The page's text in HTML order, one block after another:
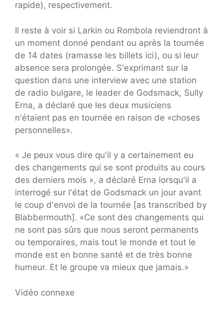
rapide), respectivement.
Il reste à voir si Larkin ou Rombola reviendront à
un moment donné pendant ou après la tournée
de 14 dates (ramasse les billets ici), ou si leur
absence sera prolongée. S'exprimant sur la
question dans une interview avec une station
de radio bulgare, le leader de Godsmack, Sully
Erna, a déclaré que les deux musiciens
n'étaient pas en tournée en raison de «choses
personnelles».
« Je peux vous dire qu'il y a certainement eu
des changements qui se sont produits au cours
des derniers mois », a déclaré Erna lorsqu'il a
interrogé sur l'état de Godsmack un jour avant
le coup d'envoi de la tournée [as transcribed by
Blabbermouth]. «Ce sont des changements qui
ne sont pas sûrs que nous seront permanents
ou temporaires, mais tout le monde et tout le
monde est en bonne santé et de très bonne
humeur. Et le groupe va mieux que jamais.»
Vidéo connexe